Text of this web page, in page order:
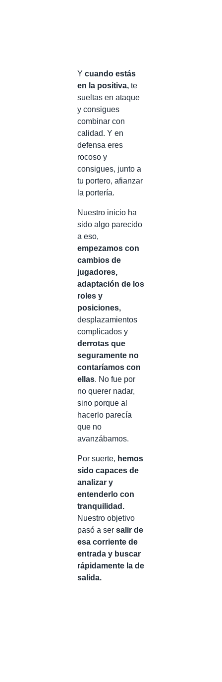
Y cuando estás
en la positiva, te
sueltas en ataque
y consigues
combinar con
calidad. Y en
defensa eres
rocoso y
consigues, junto a
tu portero, afianzar
la portería.
Nuestro inicio ha
sido algo parecido
a eso,
empezamos con
cambios de
jugadores,
adaptación de los
roles y
posiciones,
desplazamientos
complicados y
derrotas que
seguramente no
contaríamos con
ellas. No fue por
no querer nadar,
sino porque al
hacerlo parecía
que no
avanzábamos.
Por suerte, hemos
sido capaces de
analizar y
entenderlo con
tranquilidad.
Nuestro objetivo
pasó a ser salir de
esa corriente de
entrada y buscar
rápidamente la de
salida.